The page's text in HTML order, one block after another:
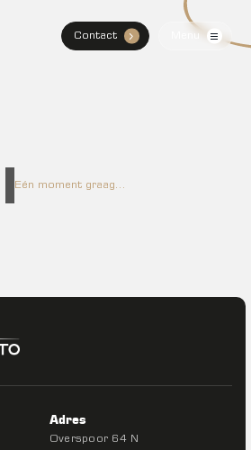
Contact . Menu
Eén moment graag...
Adres
Overspoor 64 N